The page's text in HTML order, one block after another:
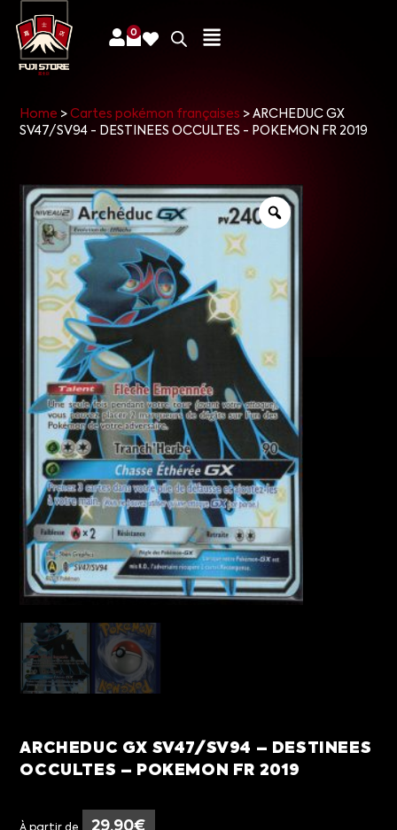
0
Home >Cartes pokémon françaises >ARCHEDUC GX
SV47/SV94 - DESTINEES OCCULTES - POKEMON FR 2019
ARCHEDUC GX SV47/SV94 – DESTINEES
OCCULTES – POKEMON FR 2019
29,90€